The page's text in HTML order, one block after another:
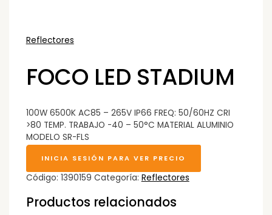
Reflectores
FOCO LED STADIUM
100W 6500K AC85 – 265V IP66 FREQ: 50/60HZ CRI
>80 TEMP. TRABAJO -40 – 50°C MATERIAL ALUMINIO
MODELO SR-FLS
INICIA SESIÓN PARA VER PRECIO
Código: 1390159 Categoría: Reflectores
Productos relacionados